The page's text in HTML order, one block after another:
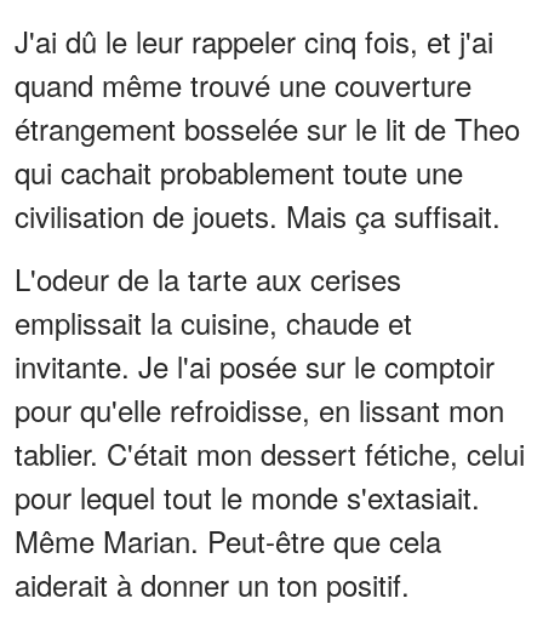
J'ai dû le leur rappeler cinq fois, et j'ai
quand même trouvé une couverture
étrangement bosselée sur le lit de Theo
qui cachait probablement toute une
civilisation de jouets. Mais ça suffisait.
L'odeur de la tarte aux cerises
emplissait la cuisine, chaude et
invitante. Je l'ai posée sur le comptoir
pour qu'elle refroidisse, en lissant mon
tablier. C'était mon dessert fétiche, celui
pour lequel tout le monde s'extasiait.
Même Marian. Peut-être que cela
aiderait à donner un ton positif.